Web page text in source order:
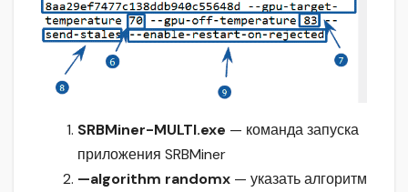
SRBMiner-MULTI.exe — команда запуска
приложения SRBMiner
—algorithm randomx — указать алгоритм